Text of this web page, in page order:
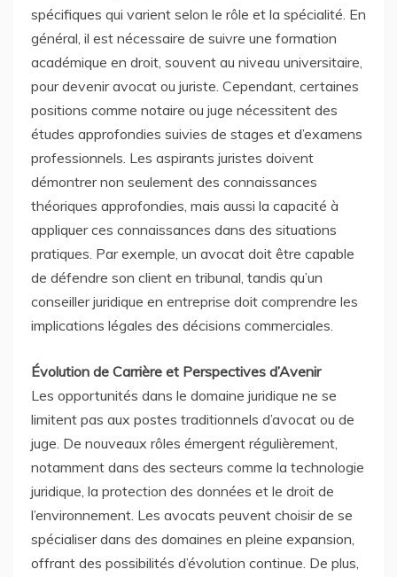
spécifiques qui varient selon le rôle et la spécialité. En
général, il est nécessaire de suivre une formation
académique en droit, souvent au niveau universitaire,
pour devenir avocat ou juriste. Cependant, certaines
positions comme notaire ou juge nécessitent des
études approfondies suivies de stages et d’examens
professionnels. Les aspirants juristes doivent
démontrer non seulement des connaissances
théoriques approfondies, mais aussi la capacité à
appliquer ces connaissances dans des situations
pratiques. Par exemple, un avocat doit être capable
de défendre son client en tribunal, tandis qu’un
conseiller juridique en entreprise doit comprendre les
implications légales des décisions commerciales.
Évolution de Carrière et Perspectives d’Avenir
Les opportunités dans le domaine juridique ne se
limitent pas aux postes traditionnels d’avocat ou de
juge. De nouveaux rôles émergent régulièrement,
notamment dans des secteurs comme la technologie
juridique, la protection des données et le droit de
l’environnement. Les avocats peuvent choisir de se
spécialiser dans des domaines en pleine expansion,
offrant des possibilités d’évolution continue. De plus,